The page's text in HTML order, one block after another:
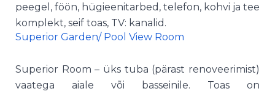
peegel, föön, hügieenitarbed, telefon, kohvi ja tee
komplekt, seif toas, TV: kanalid.
Superior Garden/ Pool View Room
Superior Room – üks tuba (pärast renoveerimist)
vaatega aiale või basseinile. Toas on